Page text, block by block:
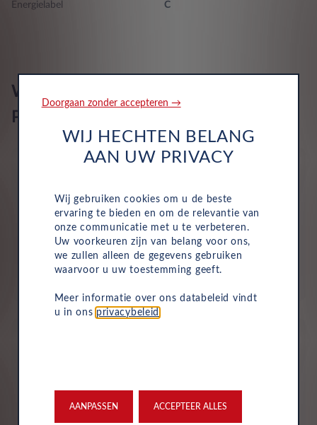
Energielabel C
Wat is inbegrepen in een Leasys
Private Lease?
Wegenbelasting
Motorrijtuigenbelasting is volledig inbegrepen in je
maandelijkse kosten, dus je hoeft dit niet zelf te
Verzekering
Doorgaan zonder accepteren →
WIJ HECHTEN BELANG
AAN UW PRIVACY
Wij gebruiken cookies om u de beste
ervaring te bieden en om de relevantie van
onze communicatie met u te verbeteren.
Uw voorkeuren zijn van belang voor ons,
we zullen alleen de gegevens gebruiken
waarvoor u uw toestemming geeft.
Meer informatie over ons databeleid vindt
u in ons privacybeleid
AANPASSEN ACCEPTEER ALLES